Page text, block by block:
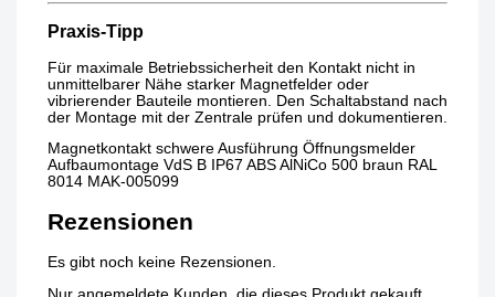
Praxis-Tipp
Für maximale Betriebssicherheit den Kontakt nicht in
unmittelbarer Nähe starker Magnetfelder oder
vibrierender Bauteile montieren. Den Schaltabstand nach
der Montage mit der Zentrale prüfen und dokumentieren.
Magnetkontakt schwere Ausführung Öffnungsmelder
Aufbaumontage VdS B IP67 ABS AlNiCo 500 braun RAL
8014 MAK-005099
Rezensionen
Es gibt noch keine Rezensionen.